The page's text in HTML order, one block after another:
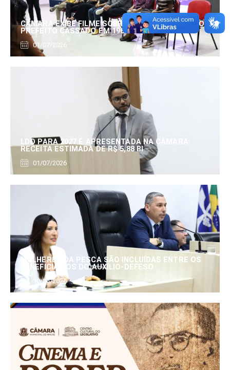
CÂMARA EXIBE FILME SOBRE EDUARDO SERRANO,
PREFEITO CASSADO EM 1960
01/07/2026
LDO PARA 2027 É APRESENTADA NA CÂMARA:
RECEITA ESTIMADA DE R$ 5,88 BI
01/07/2026
MULHERES DA PESCA SÃO INCLUÍDAS ENTRE OS
BENEFICIÁRIOS DO AUXÍLIO-DEFESO
30/06/2026